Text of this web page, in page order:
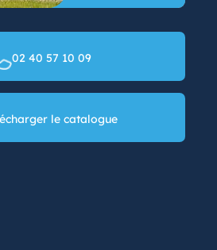
02 40 57 10 09
le catalogue